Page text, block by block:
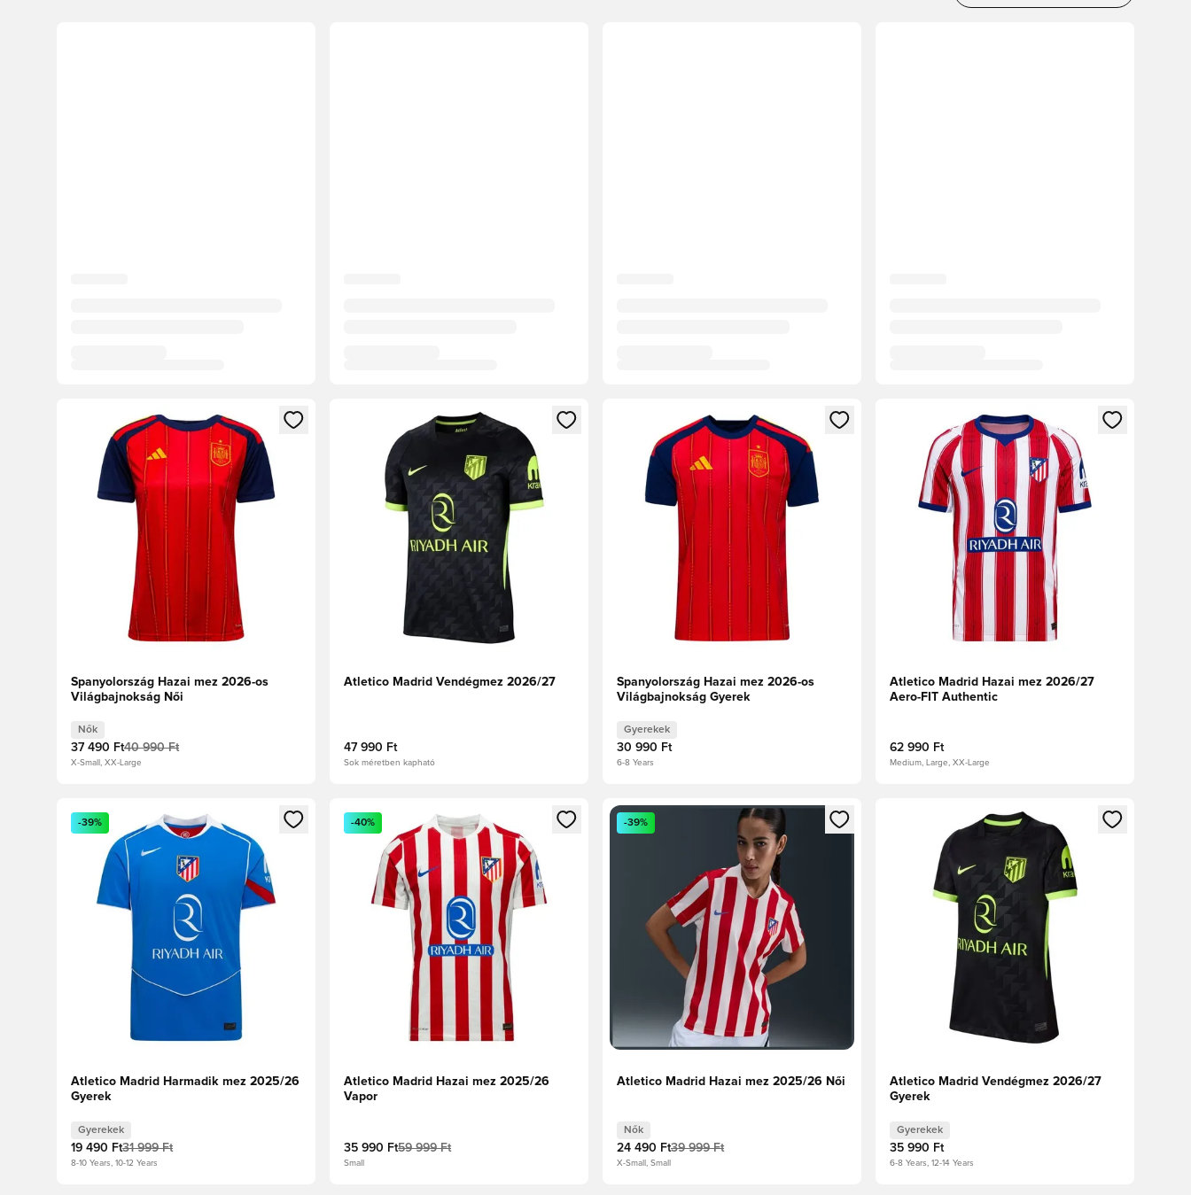
Megnyit egy modált a bejelentkezéshez vagy a tagként való regisztrációhoz
Spanyolország Hazai mez 2026-os
Világbajnokság Női
Nők
37 490 Ft40 990 Ft
X-Small, XX-Large
Megnyit egy modált a bejelentkezéshez vagy a tagként való regisztrációhoz
Atletico Madrid Vendégmez 2026/27
47 990 Ft
Sok méretben kapható
Megnyit egy modált a bejelentkezéshez vagy a tagként való regisztrációhoz
Spanyolország Hazai mez 2026-os
Világbajnokság Gyerek
Gyerekek
30 990 Ft
6-8 Years
Megnyit egy modált a bejelentkezéshez vagy a
Atletico Madrid Hazai mez 2026/27
Aero-FIT Authentic
62 990 Ft
Medium, Large, XX-Large
Megnyit egy modált a bejelentkezéshez vagy a tagként való regisztrációhoz
-39%
Atletico Madrid Harmadik mez 2025/26
Gyerek
Gyerekek
19 490 Ft31 999 Ft
8-10 Years, 10-12 Years
Megnyit egy modált a bejelentkezéshez vagy a tagként való regisztrációhoz
-40%
Atletico Madrid Hazai mez 2025/26
Vapor
35 990 Ft59 999 Ft
Small
Megnyit egy modált a bejelentkezéshez vagy a tagként való regisztrációhoz
-39%
Atletico Madrid Hazai mez 2025/26 Női
Nők
24 490 Ft39 999 Ft
X-Small, Small
Megnyit egy modált a bejelentkezéshez vagy a
Atletico Madrid Vendégmez 2026/27
Gyerek
Gyerekek
35 990 Ft
6-8 Years, 12-14 Years